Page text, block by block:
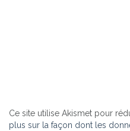
Ce site utilise Akismet pour
plus sur la façon dont les